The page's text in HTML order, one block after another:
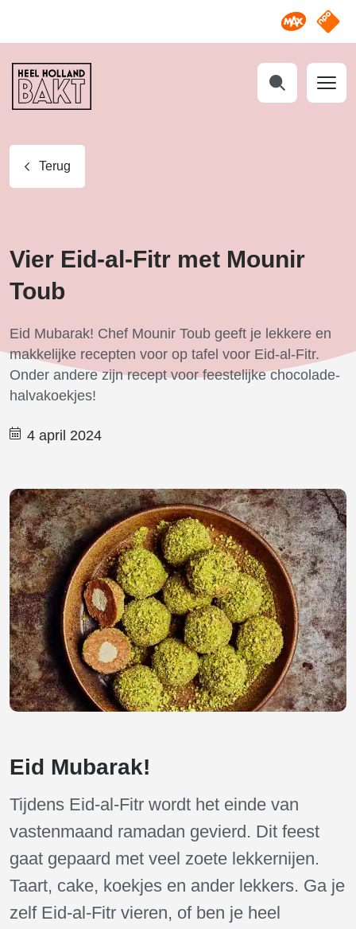
Omroep
NPO
Heel
Holland
Bakt
Terug
Vier Eid-al-Fitr met Mounir
Toub
Eid Mubarak! Chef Mounir Toub geeft je lekkere en
makkelijke recepten voor op tafel voor Eid-al-Fitr.
Onder andere zijn recept voor feestelijke chocolade-
halvakoekjes!
4 april 2024
Eid Mubarak!
Tijdens Eid-al-Fitr wordt het einde van
vastenmaand ramadan gevierd. Dit feest
gaat gepaard met veel zoete lekkernijen.
Taart, cake, koekjes en ander lekkers. Ga je
zelf Eid-al-Fitr vieren, of ben je heel